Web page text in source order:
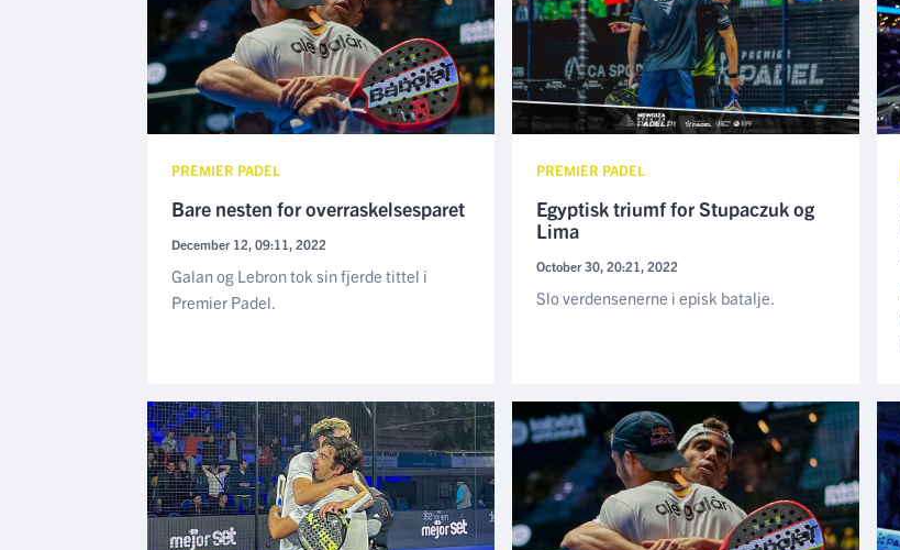
PREMIER PADEL
Bare nesten for overraskelsesparet
December 12, 09:11, 2022
Galan og Lebron tok sin fjerde tittel i
Premier Padel.
PREMIER PADEL
Egyptisk triumf for Stupaczuk og
Lima
October 30, 20:21, 2022
Slo verdensenerne i episk batalje.